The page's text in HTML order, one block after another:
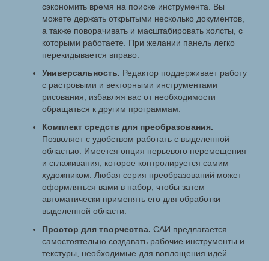
сэкономить время на поиске инструмента. Вы
можете держать открытыми несколько документов,
а также поворачивать и масштабировать холсты, с
которыми работаете. При желании панель легко
перекидывается вправо.
Универсальность. Редактор поддерживает работу
с растровыми и векторными инструментами
рисования, избавляя вас от необходимости
обращаться к другим программам.
Комплект средств для преобразования.
Позволяет с удобством работать с выделенной
областью. Имеется опция перьевого перемещения
и сглаживания, которое контролируется самим
художником. Любая серия преобразований может
оформляться вами в набор, чтобы затем
автоматически применять его для обработки
выделенной области.
Простор для творчества. САИ предлагается
самостоятельно создавать рабочие инструменты и
текстуры, необходимые для воплощения идей